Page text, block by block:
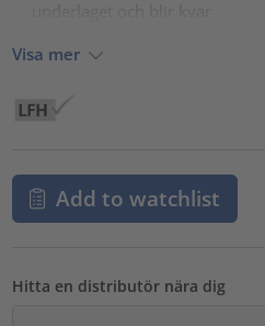
Visa mer
Add to watchlist
Hitta en distributör nära dig